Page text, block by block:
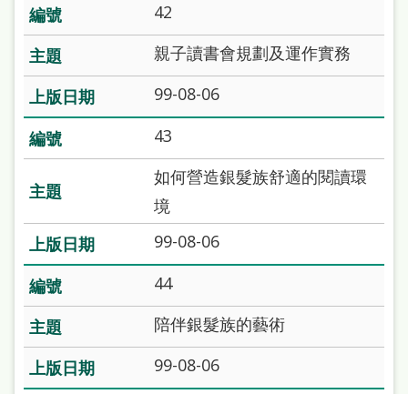
圖
站
導
覽
閱
讀
網
兒
童
版
常
42
親子讀書會規劃及運作實務
99-08-06
43
如何營造銀髮族舒適的閱讀環
境
99-08-06
44
陪伴銀髮族的藝術
99-08-06